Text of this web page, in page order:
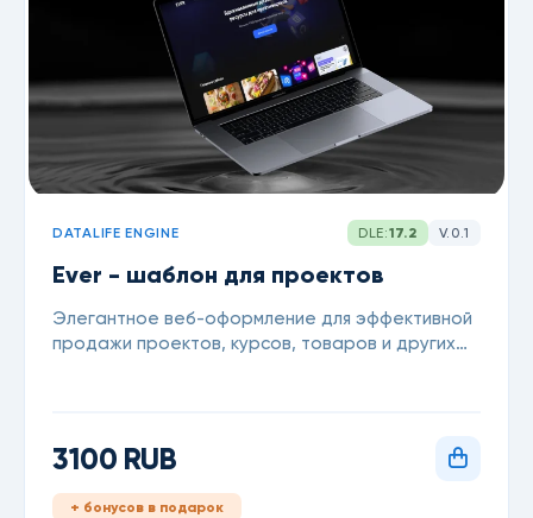
DATALIFE ENGINE DLE:17.2 V.0.1
Ever - шаблон для проектов
Элегантное веб-оформление для эффективной
продажи проектов, курсов, товаров и других
3100 RUB
+ бонусов в подарок